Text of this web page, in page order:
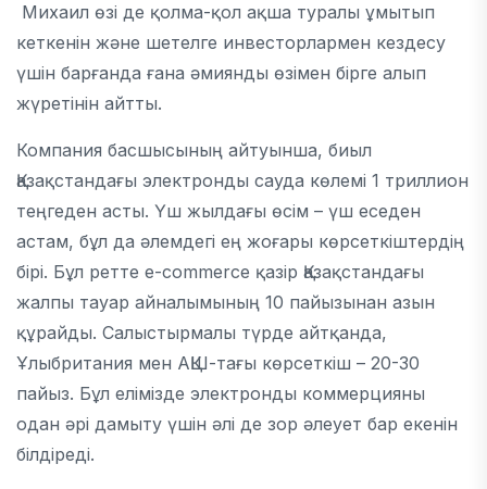
Михаил өзі де қолма-қол ақша туралы ұмытып
кеткенін және шетелге инвесторлармен кездесу
үшін барғанда ғана әмиянды өзімен бірге алып
жүретінін айтты.
Компания басшысының айтуынша, биыл
Қазақстандағы электронды сауда көлемі 1 триллион
теңгеден асты. Үш жылдағы өсім – үш еседен
астам, бұл да әлемдегі ең жоғары көрсеткіштердің
бірі. Бұл ретте e-commerce қазір Қазақстандағы
жалпы тауар айналымының 10 пайызынан азын
құрайды. Салыстырмалы түрде айтқанда,
Ұлыбритания мен АҚШ-тағы көрсеткіш – 20-30
пайыз. Бұл елімізде электронды коммерцияны
одан әрі дамыту үшін әлі де зор әлеует бар екенін
білдіреді.